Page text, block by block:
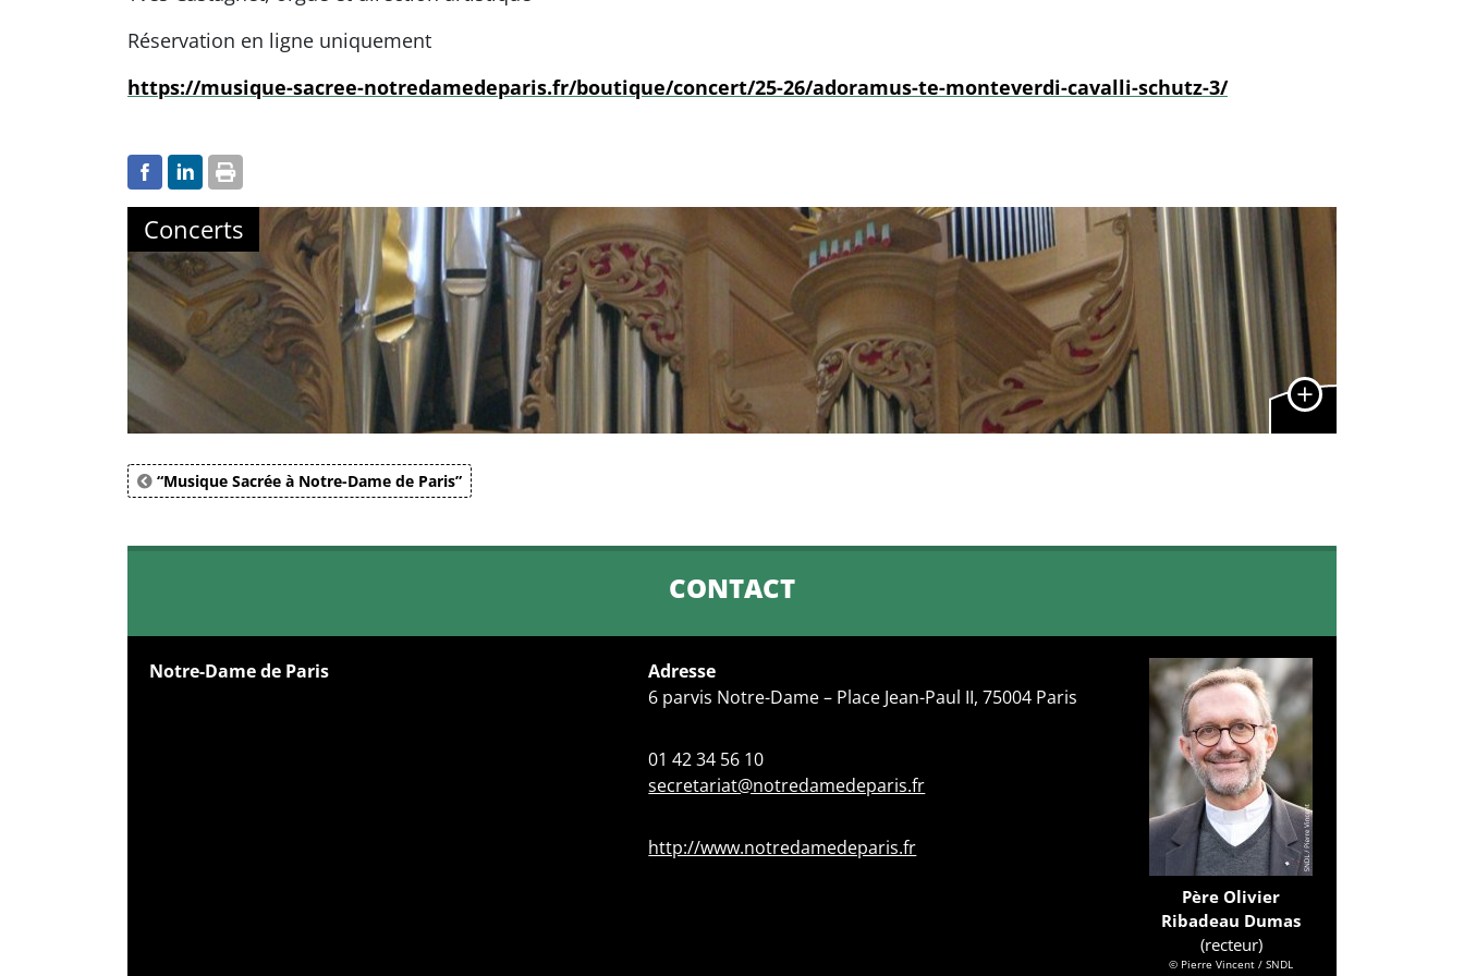
Réservation en ligne uniquement
https://musique-sacree-notredamedeparis.fr/boutique/concert/25-26/adoramus-te-monteverdi-cavalli-schutz-3/
Concerts
“Musique Sacrée à Notre-Dame de Paris”
CONTACT
Notre-Dame de Paris
Adresse
6 parvis Notre-Dame – Place Jean-Paul II, 75004 Paris
01 42 34 56 10
secretariat@notredamedeparis.fr
http://www.notredamedeparis.fr
Père Olivier
Ribadeau Dumas
(recteur)
© Pierre Vincent / SNDL